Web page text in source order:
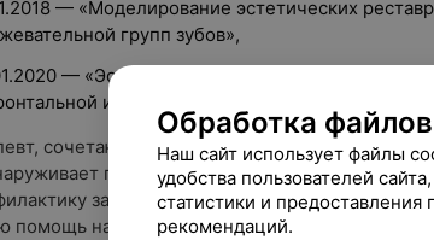
— «Моделирование эстетических
групп зубов»,
— «Эстетик-функциональные особенности
и жевательной группы зубов»,
сочетающий знания, опыт и
проблемы на ранней стадии и
заболевания. Оказывает
помощь на любой стадии развития заболевания
Обработка
Наш сайт использует файлы
удобства пользователей
статистики и предоставления
рекомендаций.